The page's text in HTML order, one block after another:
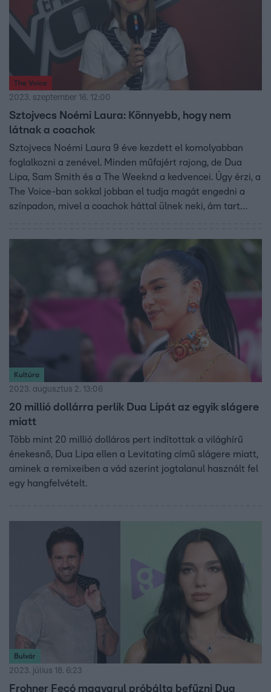
The Voice
2023. szeptember 16. 12:00
Sztojvecs Noémi Laura: Könnyebb, hogy nem
látnak a coachok
Sztojvecs Noémi Laura 9 éve kezdett el komolyabban
foglalkozni a zenével. Minden műfajért rajong, de Dua
Lipa, Sam Smith és a The Weeknd a kedvencei. Úgy érzi, a
The Voice-ban sokkal jobban el tudja magát engedni a
színpadon, mivel a coachok háttal ülnek neki, ám tart
Kultúra
2023. augusztus 2. 13:06
20 millió dollárra perlik Dua Lipát az egyik slágere
miatt
Több mint 20 millió dolláros pert indítottak a világhírű
énekesnő, Dua Lipa ellen a Levitating című slágere miatt,
aminek a remixeiben a vád szerint jogtalanul használt fel
egy hangfelvételt.
Bulvár
2023. július 18. 6:23
Frohner Fecó magyarul próbálta befűzni Dua